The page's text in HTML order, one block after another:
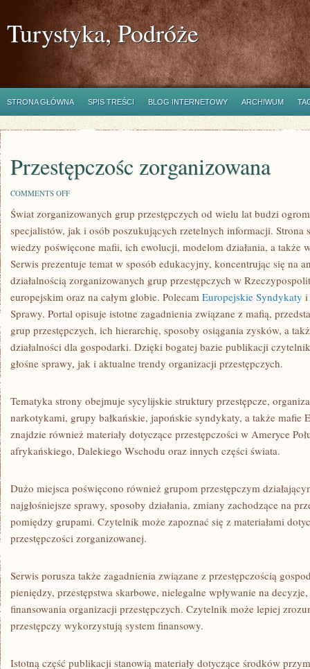
Turystyka, Podróże
STRONA GŁÓWNA SPIS TREŚCI BLOG INTERNETOWY ARCHIWUM
Przestępczośc zorganizowana
COMMENTS OFFON
ZORGANIZOWANA
Świat zorganizowanych grup przestępczych od wielu lat budzi
specjalistów, jak i osób poszukujących rzetelnych informacji. Strona
wiedzy poświęcone mafii, ich ewolucji, modelom działania, a także
Serwis prezentuje temat w sposób edukacyjny, koncentrując się na
działalnością zorganizowanych grup przestępczych w
europejskim oraz na całym globie. Polecam Europejskie Syndykaty i
Sprawy. Portal opisuje istotne zagadnienia związane z mafią,
grup przestępczych, ich hierarchię, sposoby osiągania zysków, a
działalności dla gospodarki. Dzięki bogatej bazie publikacji
głośne sprawy, jak i aktualne trendy organizacji przestępczych.
Tematyka strony obejmuje sycylijskie struktury przestępcze,
narkotykami, grupy bałkańskie, japońskie syndykaty, a także mafie
znajdzie również materiały dotyczące przestępczości w Ameryce
afrykańskiego, Dalekiego Wschodu oraz innych części świata.
Dużo miejsca poświęcono również grupom przestępczym
najgłośniejsze sprawy, sposoby działania, zmiany zachodzące na
pomiędzy grupami. Czytelnik może zapoznać się z materiałami
przestępczości zorganizowanej.
Serwis porusza także zagadnienia związane z przestępczością
pieniędzy, przestępstwa skarbowe, nielegalne wpływanie na
finansowania organizacji przestępczych. Czytelnik może lepiej
przestępczy wykorzystują system finansowy.
Istotną część publikacji stanowią materiały dotyczące środków